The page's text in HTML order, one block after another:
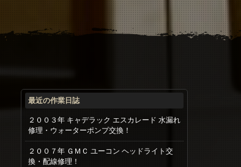
最近の作業日誌
２００３年 キャデラック エスカレード 水漏れ
修理・ウォーターポンプ交換！
２００７年 ＧＭＣ ユーコン ヘッドライト交
換・配線修理！